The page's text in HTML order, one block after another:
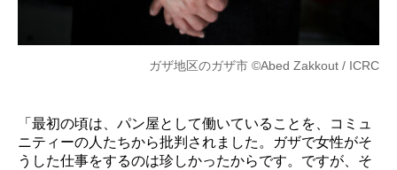
ガザ地区のガザ市 ©Abed Zakkout / ICRC
「最初の頃は、パン屋として働いていることを、コミュ
ニティーの人たちから批判されました。ガザで女性がそ
うした仕事をするのは珍しかったからです。ですが、そ